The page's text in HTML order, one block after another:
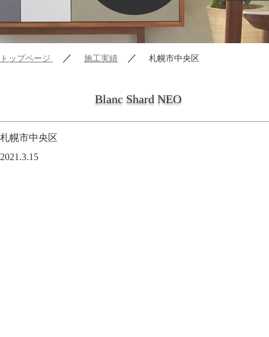
トップページ ／ 施工実績 ／ 札幌市中央区
Blanc Shard NEO
札幌市中央区
2021.3.15